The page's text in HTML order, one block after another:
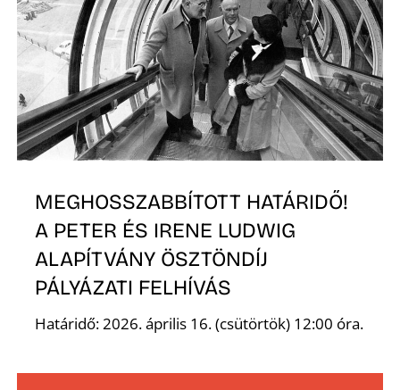
MEGHOSSZABBÍTOTT HATÁRIDŐ!
A PETER ÉS IRENE LUDWIG
ALAPÍTVÁNY ÖSZTÖNDÍJ
PÁLYÁZATI FELHÍVÁS
Határidő: 2026. április 16. (csütörtök) 12:00 óra.